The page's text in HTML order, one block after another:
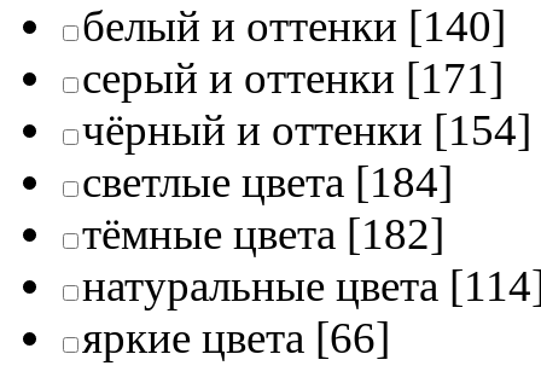
белый и оттенки [140]
серый и оттенки [171]
чёрный и оттенки [154]
светлые цвета [184]
тёмные цвета [182]
натуральные цвета
яркие цвета [66]